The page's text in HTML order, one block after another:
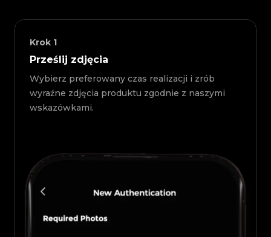
Krok 1
Prześlij zdjęcia
Wybierz preferowany czas realizacji i zrób
wyraźne zdjęcia produktu zgodnie z naszymi
wskazówkami.